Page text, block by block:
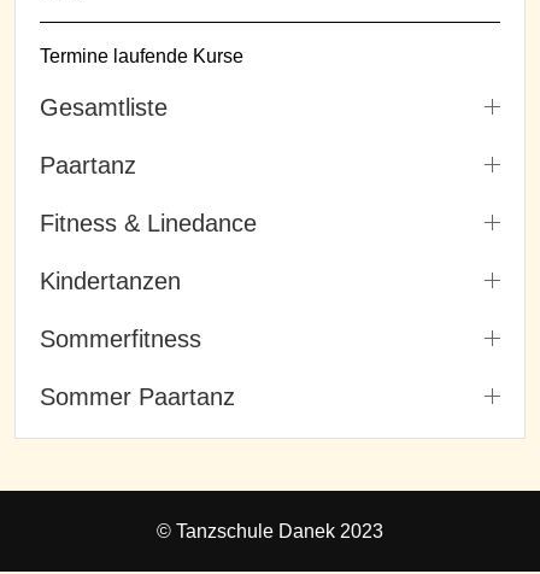
Termine laufende Kurse
Gesamtliste
Paartanz
Fitness & Linedance
Kindertanzen
Sommerfitness
Sommer Paartanz
© Tanzschule Danek 2023